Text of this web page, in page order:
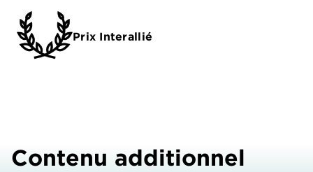
Prix Interallié
Contenu additionnel